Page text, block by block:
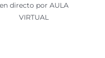
en directo por AULA
VIRTUAL